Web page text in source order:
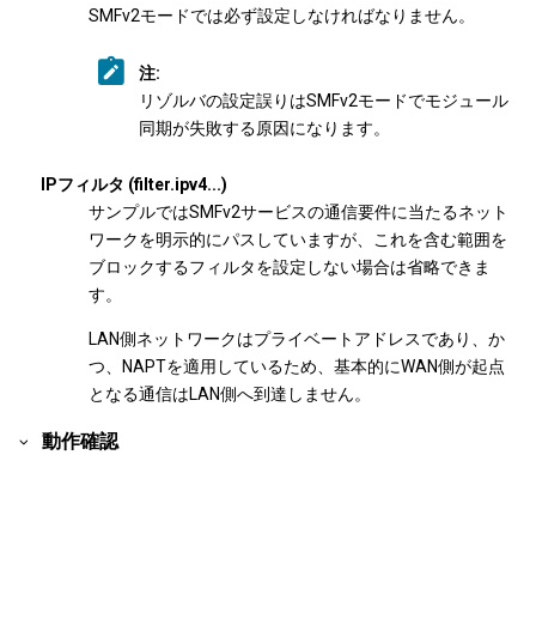
SMFv2モードでは必ず設定しなければなりません。
注:
リゾルバの設定誤りはSMFv2モードでモジュール
同期が失敗する原因になります。
IPフィルタ (filter.ipv4...)
サンプルではSMFv2サービスの通信要件に当たるネット
ワークを明示的にパスしていますが、これを含む範囲を
ブロックするフィルタを設定しない場合は省略できま
す。
LAN側ネットワークはプライベートアドレスであり、か
つ、NAPTを適用しているため、基本的にWAN側が起点
となる通信はLAN側へ到達しません。
動作確認